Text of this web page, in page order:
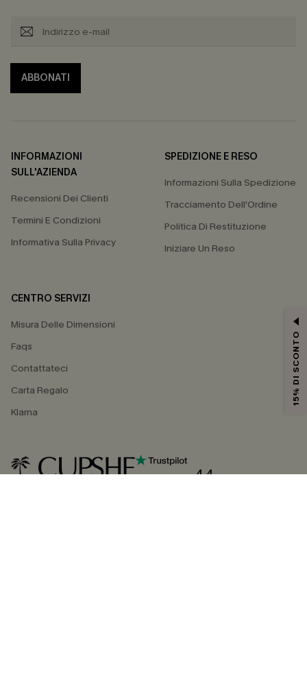
ABBONATI
INFORMAZIONI
SULL'AZIENDA
Recensioni Dei Clienti
Termini E Condizioni
Informativa Sulla Privacy
SPEDIZIONE E RESO
Informazioni Sulla Spedizione
Tracciamento Dell'Ordine
Politica Di Restituzione
Iniziare Un Reso
CENTRO SERVIZI
Misura Delle Dimensioni
Faqs
Contattateci
Carta Regalo
Klarna
4.4
15% DI SCONTO